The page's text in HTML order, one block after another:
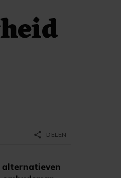
alternatieven
share DELEN